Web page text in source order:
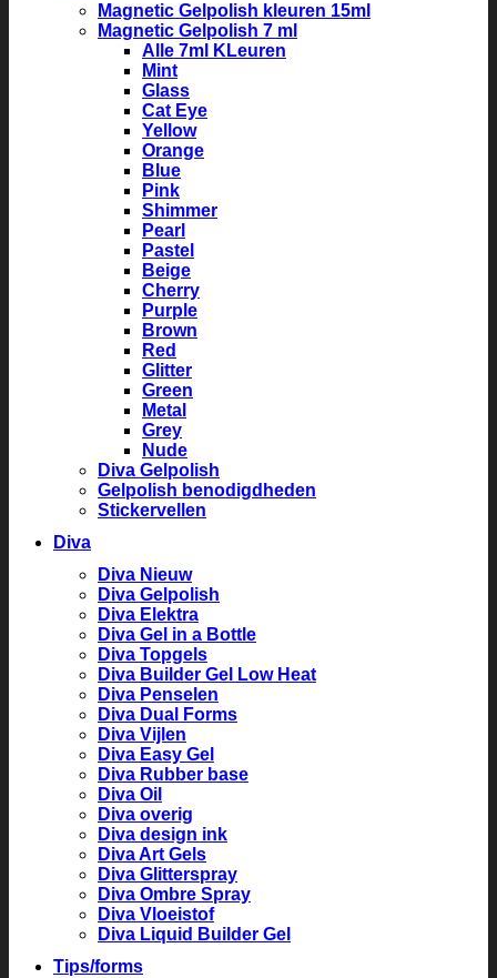
Magnetic Gelpolish kleuren 15ml
Magnetic Gelpolish 7 ml
Alle 7ml KLeuren
Mint
Glass
Cat Eye
Yellow
Orange
Blue
Pink
Shimmer
Pearl
Pastel
Beige
Cherry
Purple
Brown
Red
Glitter
Green
Metal
Grey
Nude
Diva Gelpolish
Gelpolish benodigdheden
Stickervellen
Diva
Diva Nieuw
Diva Gelpolish
Diva Elektra
Diva Gel in a Bottle
Diva Topgels
Diva Builder Gel Low Heat
Diva Penselen
Diva Dual Forms
Diva Vijlen
Diva Easy Gel
Diva Rubber base
Diva Oil
Diva overig
Diva design ink
Diva Art Gels
Diva Glitterspray
Diva Ombre Spray
Diva Vloeistof
Diva Liquid Builder Gel
Tips/forms